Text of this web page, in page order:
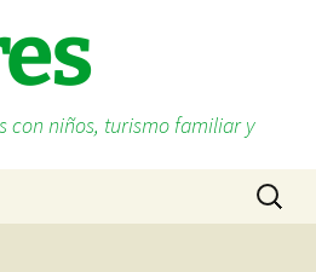
con niños, turismo familiar y
Buscar: